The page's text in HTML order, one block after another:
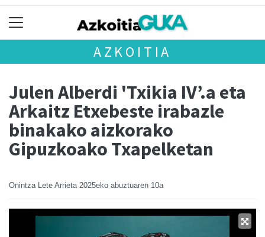
AZKOITIA
Julen Alberdi 'Txikia IV’.a eta
Arkaitz Etxebeste irabazle
binakako aizkorako
Gipuzkoako Txapelketan
Onintza Lete Arrieta 2025eko abuztuaren 10a